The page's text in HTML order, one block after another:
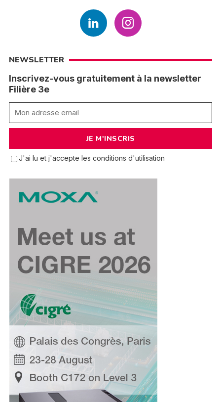
NEWSLETTER
Inscrivez-vous gratuitement à la newsletter
Filière 3e
J'ai lu et j'accepte les conditions d'utilisation